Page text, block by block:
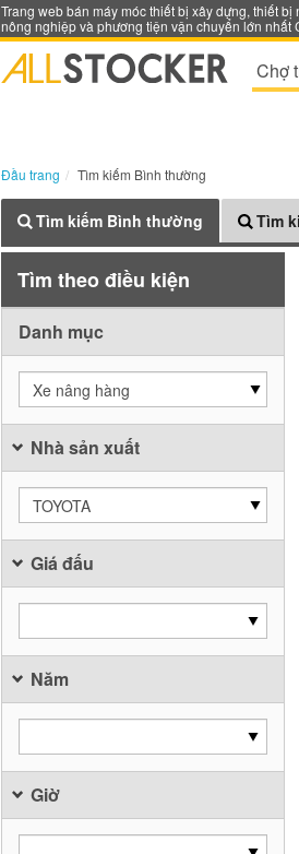
Trang web bán máy móc thiết bị xây dựng, thiết bị
nông nghiệp và phương tiện vận chuyển lớn nhất
Chợ
Đầu trang Tìm kiếm Bình thường
Tìm kiếm Bình thường Tìm
Tìm theo điều kiện
Danh mục
Xe nâng hàng
Nhà sản xuất
TOYOTA
Giá đấu
Năm
Giờ